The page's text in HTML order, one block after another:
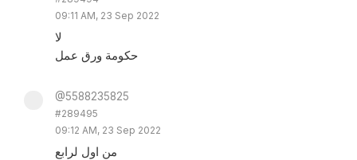
09:11 AM, 23 Sep 2022
لا
حكومة ورق عمل
@5588235825
#289495
09:12 AM, 23 Sep 2022
من اول لرابع